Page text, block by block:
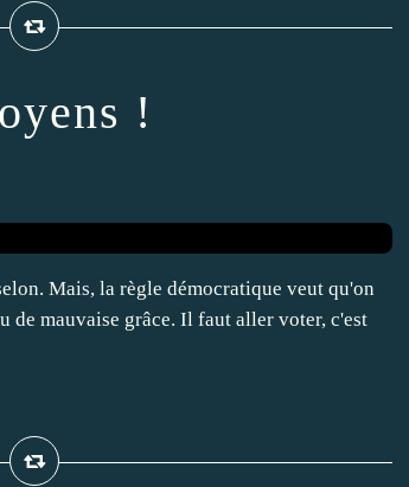
!
Mais, la règle démocratique veut qu'on
de mauvaise grâce. Il faut aller voter, c'est